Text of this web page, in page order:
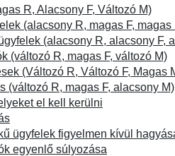
R, Alacsony F, Változó M)
(alacsony R, magas F, magas
(alacsony R, alacsony F,
(változó R, magas F, változó M)
(Változó R, Változó F, Magas
(változó R, magas F, alacsony M)
el kell kerülni
ügyfelek figyelmen kívül
egyenlő súlyozása